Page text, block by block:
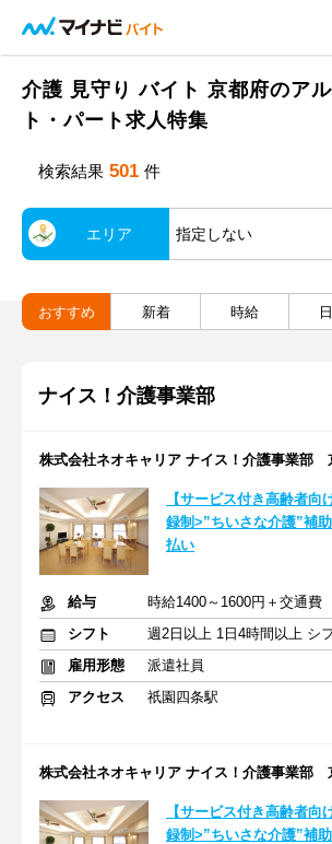
介護 見守り バイト 京都府のア
ト・パート求人特集
検索結果 501 件
エリア 指定しない
おすすめ 新着 時給
ナイス！介護事業部
株式会社ネオキャリア ナイス！介護事業部
【サービス付き高齢者向
録制>”ちいさな介護”補
払い
給与
時給1400～1600円＋交通費
シフト
雇用形態
派遣社員
アクセス
祇園四条駅
株式会社ネオキャリア ナイス！介護事業部
【サービス付き高齢者向
録制>”ちいさな介護”補